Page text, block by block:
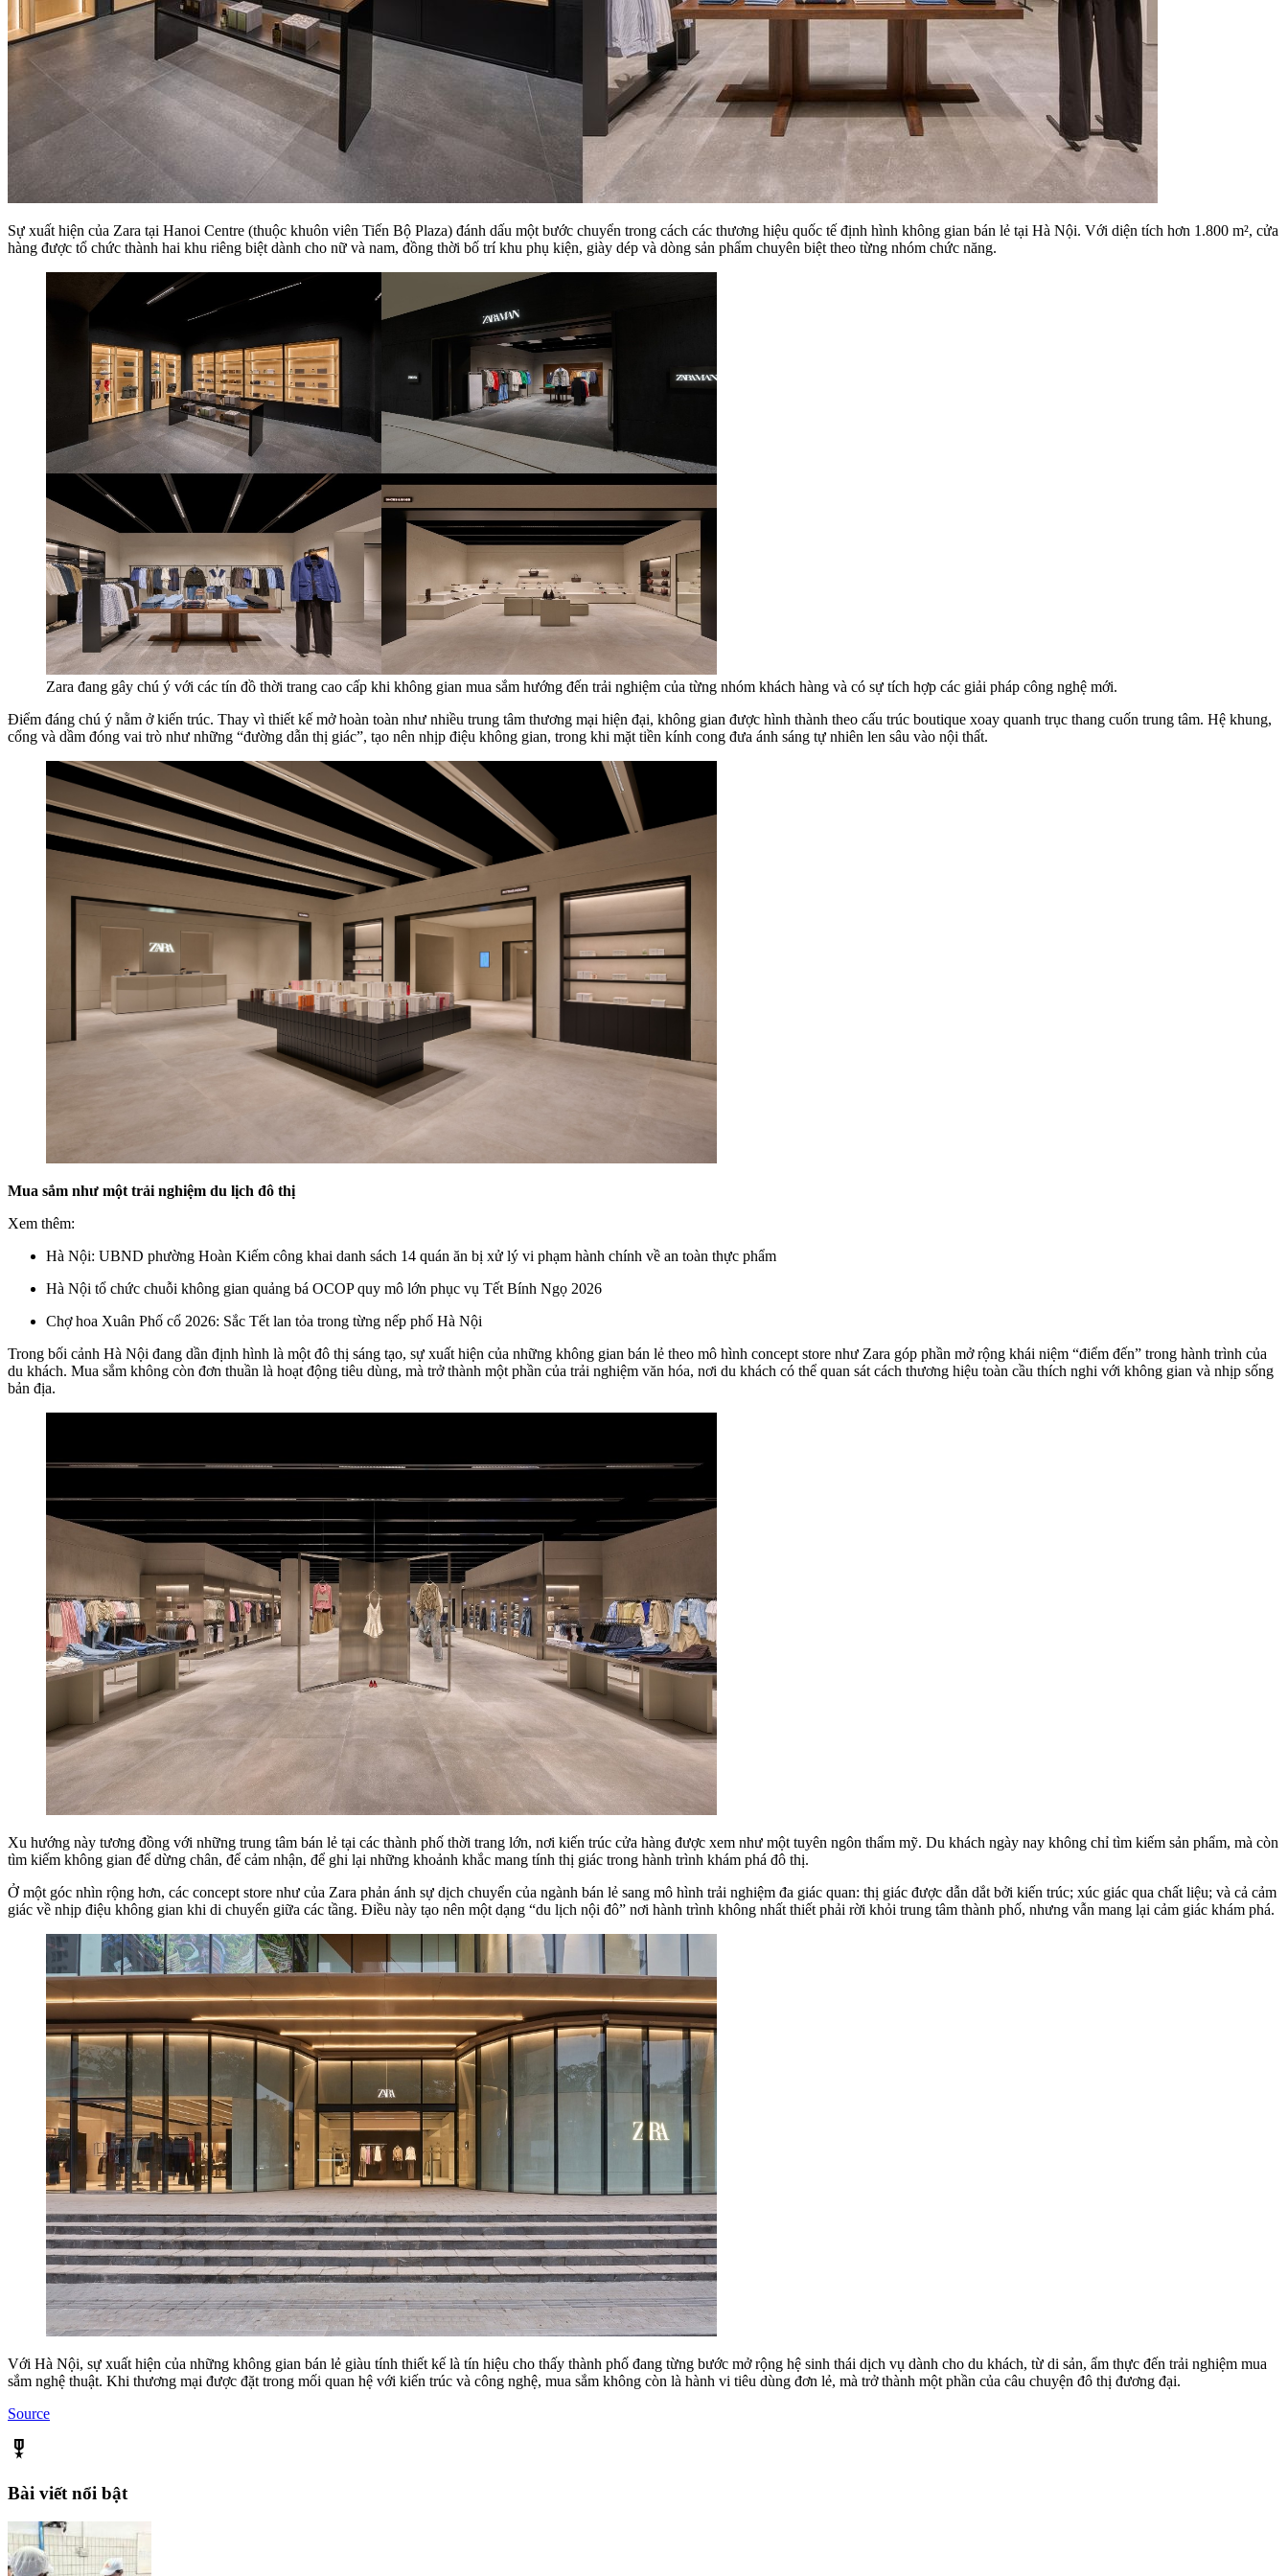
Sự xuất hiện của Zara tại Hanoi Centre (thuộc khuôn viên Tiến Bộ Plaza) đánh dấu một bước chuyển trong cách các thương hiệu quốc tế định hình không gian bán lẻ tại Hà Nội. Với diện tích hơn 1.800 m², cửa
hàng được tổ chức thành hai khu riêng biệt dành cho nữ và nam, đồng thời bố trí khu phụ kiện, giày dép và dòng sản phẩm chuyên biệt theo từng nhóm chức năng.
Zara đang gây chú ý với các tín đồ thời trang cao cấp khi không gian mua sắm hướng đến trải nghiệm của từng nhóm khách hàng và có sự tích hợp các giải pháp công nghệ mới.
Điểm đáng chú ý nằm ở kiến trúc. Thay vì thiết kế mở hoàn toàn như nhiều trung tâm thương mại hiện đại, không gian được hình thành theo cấu trúc boutique xoay quanh trục thang cuốn trung tâm. Hệ khung,
cổng và dầm đóng vai trò như những “đường dẫn thị giác”, tạo nên nhịp điệu không gian, trong khi mặt tiền kính cong đưa ánh sáng tự nhiên len sâu vào nội thất.
Mua sắm như một trải nghiệm du lịch đô thị
Xem thêm:
Hà Nội: UBND phường Hoàn Kiếm công khai danh sách 14 quán ăn bị xử lý vi phạm hành chính về an toàn thực phẩm
Hà Nội tổ chức chuỗi không gian quảng bá OCOP quy mô lớn phục vụ Tết Bính Ngọ 2026
Chợ hoa Xuân Phố cổ 2026: Sắc Tết lan tỏa trong từng nếp phố Hà Nội
Trong bối cảnh Hà Nội đang dần định hình là một đô thị sáng tạo, sự xuất hiện của những không gian bán lẻ theo mô hình concept store như Zara góp phần mở rộng khái niệm “điểm đến” trong hành trình của
du khách. Mua sắm không còn đơn thuần là hoạt động tiêu dùng, mà trở thành một phần của trải nghiệm văn hóa, nơi du khách có thể quan sát cách thương hiệu toàn cầu thích nghi với không gian và nhịp sống
bản địa.
Xu hướng này tương đồng với những trung tâm bán lẻ tại các thành phố thời trang lớn, nơi kiến trúc cửa hàng được xem như một tuyên ngôn thẩm mỹ. Du khách ngày nay không chỉ tìm kiếm sản phẩm, mà còn
tìm kiếm không gian để dừng chân, để cảm nhận, để ghi lại những khoảnh khắc mang tính thị giác trong hành trình khám phá đô thị.
Ở một góc nhìn rộng hơn, các concept store như của Zara phản ánh sự dịch chuyển của ngành bán lẻ sang mô hình trải nghiệm đa giác quan: thị giác được dẫn dắt bởi kiến trúc; xúc giác qua chất liệu; và cả cảm
giác về nhịp điệu không gian khi di chuyển giữa các tầng. Điều này tạo nên một dạng “du lịch nội đô” nơi hành trình không nhất thiết phải rời khỏi trung tâm thành phố, nhưng vẫn mang lại cảm giác khám phá.
Với Hà Nội, sự xuất hiện của những không gian bán lẻ giàu tính thiết kế là tín hiệu cho thấy thành phố đang từng bước mở rộng hệ sinh thái dịch vụ dành cho du khách, từ di sản, ẩm thực đến trải nghiệm mua
sắm nghệ thuật. Khi thương mại được đặt trong mối quan hệ với kiến trúc và công nghệ, mua sắm không còn là hành vi tiêu dùng đơn lẻ, mà trở thành một phần của câu chuyện đô thị đương đại.
Source
military_tech
Bài viết nổi bật